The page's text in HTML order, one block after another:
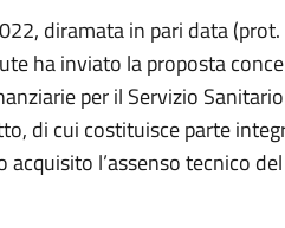
diramata in pari data (prot.
ha inviato la proposta
per il Servizio
di cui costituisce parte
l’assenso tecnico